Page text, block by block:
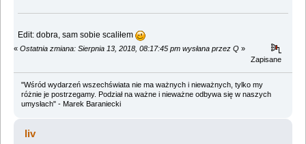
Edit: dobra, sam sobie scaliłem
« Ostatnia zmiana: Sierpnia 13, 2018, 08:17:45 pm wysłana przez Q »
Zapisane
"Wśród wydarzeń wszechświata nie ma ważnych i nieważnych, tylko my
różnie je postrzegamy. Podział na ważne i nieważne odbywa się w naszych
umysłach" - Marek Baraniecki
liv